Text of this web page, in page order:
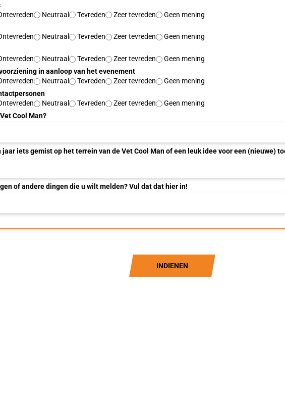
Neutraal Tevreden Zeer tevreden
Geen mening
Neutraal Tevreden Zeer tevreden
Geen mening
Neutraal Tevreden Zeer tevreden
Geen mening
in aanloop van het evenement
Neutraal Tevreden Zeer tevreden
Geen mening
Neutraal Tevreden Zeer tevreden
Geen mening
Cool Man?
iets gemist op het terrein van de Vet Cool Man of een leuk idee voor een (nieuwe)
of andere dingen die u wilt melden? Vul dat dat hier in!